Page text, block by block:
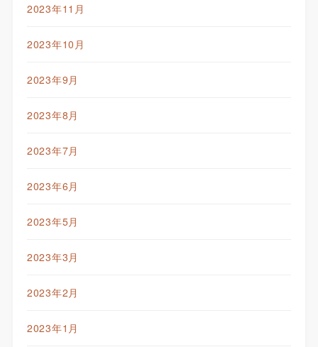
2023年11月
2023年10月
2023年9月
2023年8月
2023年7月
2023年6月
2023年5月
2023年3月
2023年2月
2023年1月